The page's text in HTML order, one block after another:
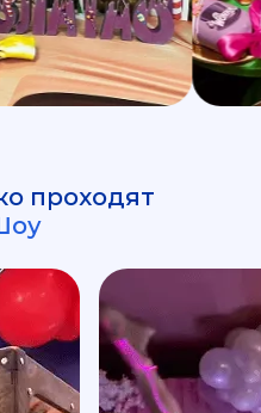
проходят